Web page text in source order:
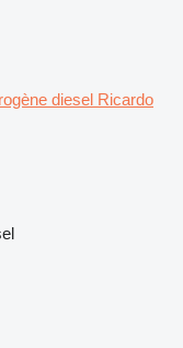
diesel Ricardo